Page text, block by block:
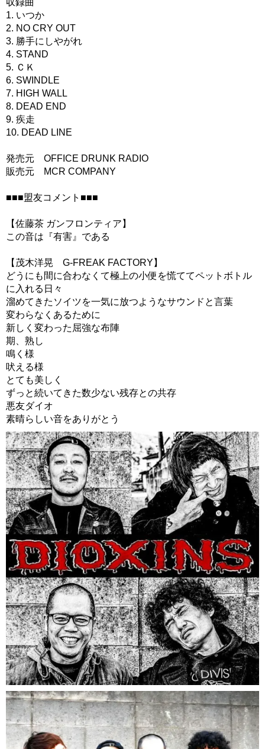
収録曲
1. いつか
2. NO CRY OUT
3. 勝手にしやがれ
4. STAND
5. ＣＫ
6. SWINDLE
7. HIGH WALL
8. DEAD END
9. 疾走
10. DEAD LINE
発売元 OFFICE DRUNK RADIO
販売元 MCR COMPANY
■■■盟友コメント■■■
【佐藤茶 ガンフロンティア】
この音は『有害』である
【茂木洋晃 G-FREAK FACTORY】
どうにも間に合わなくて極上の小便を慌ててペットボトル
に入れる日々
溜めてきたソイツを一気に放つようなサウンドと言葉
変わらなくあるために
新しく変わった屈強な布陣
期、熟し
鳴く様
吠える様
とても美しく
ずっと続いてきた数少ない残存との共存
悪友ダイオ
素晴らしい音をありがとう